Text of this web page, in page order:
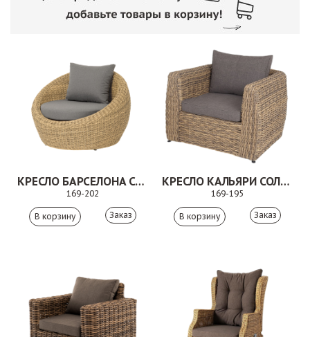
КРЕСЛО БАРСЕЛОНА СОЛОМЕННЫЙ
169-202
Заказ
КРЕСЛО КАЛЬЯРИ СОЛОМЕННЫЙ
169-195
Заказ